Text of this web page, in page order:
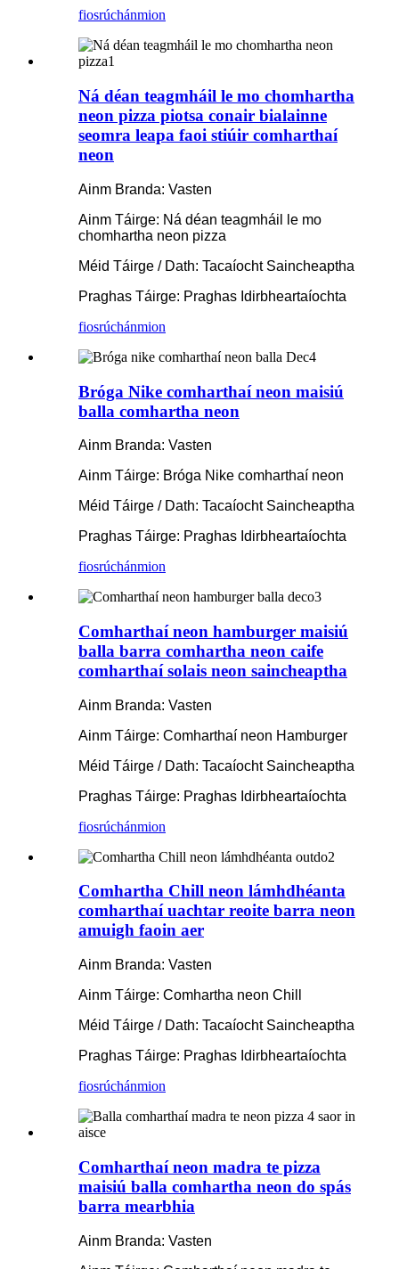
fiosrúchánmion
Ná déan teagmháil le mo chomhartha
neon pizza piotsa conair bialainne
seomra leapa faoi stiúir comharthaí
neon
Ainm Branda: Vasten
Ainm Táirge: Ná déan teagmháil le mo
chomhartha neon pizza
Méid Táirge / Dath: Tacaíocht Saincheaptha
Praghas Táirge: Praghas Idirbheartaíochta
fiosrúchánmion
Bróga Nike comharthaí neon maisiú
balla comhartha neon
Ainm Branda: Vasten
Ainm Táirge: Bróga Nike comharthaí neon
Méid Táirge / Dath: Tacaíocht Saincheaptha
Praghas Táirge: Praghas Idirbheartaíochta
fiosrúchánmion
Comharthaí neon hamburger maisiú
balla barra comhartha neon caife
comharthaí solais neon saincheaptha
Ainm Branda: Vasten
Ainm Táirge: Comharthaí neon Hamburger
Méid Táirge / Dath: Tacaíocht Saincheaptha
Praghas Táirge: Praghas Idirbheartaíochta
fiosrúchánmion
Comhartha Chill neon lámhdhéanta
comharthaí uachtar reoite barra neon
amuigh faoin aer
Ainm Branda: Vasten
Ainm Táirge: Comhartha neon Chill
Méid Táirge / Dath: Tacaíocht Saincheaptha
Praghas Táirge: Praghas Idirbheartaíochta
fiosrúchánmion
Comharthaí neon madra te pizza
maisiú balla comhartha neon do spás
barra mearbhia
Ainm Branda: Vasten